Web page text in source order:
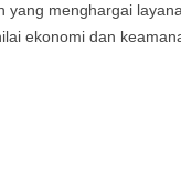
yang menghargai
ekonomi dan